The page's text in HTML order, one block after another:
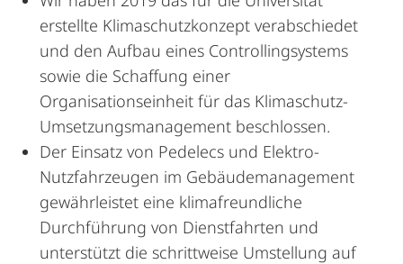
erstellte Klimaschutzkonzept verabschiedet
und den Aufbau eines Controllingsystems
sowie die Schaffung einer
Organisationseinheit für das Klimaschutz-
Umsetzungsmanagement beschlossen.
Der Einsatz von Pedelecs und Elektro-
Nutzfahrzeugen im Gebäudemanagement
gewährleistet eine klimafreundliche
Durchführung von Dienstfahrten und
unterstützt die schrittweise Umstellung auf